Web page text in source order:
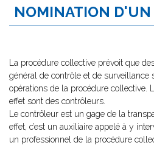
NOMINATION
La procédure collective prévoit que
général de contrôle et de surveillance
opérations de la procédure collective.
effet sont des contrôleurs.
Le contrôleur est un gage de la
effet, c’est un auxiliaire appelé à y
un professionnel de la procédure